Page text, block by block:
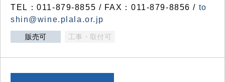
TEL：011-879-8855 / FAX：011-879-8856 / to
shin@wine.plala.or.jp
販売可 工事・取付可